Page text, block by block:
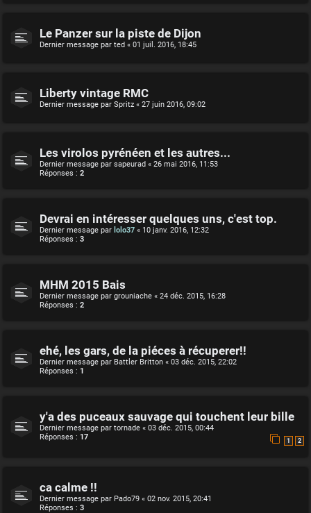
Le Panzer sur la piste de Dijon
Dernier message par ted « 01 juil. 2016, 18:45
Liberty vintage RMC
Dernier message par Spritz « 27 juin 2016, 09:02
Les virolos pyrénéen et les autres...
Dernier message par sapeurad « 26 mai 2016, 11:53
Réponses : 2
Devrai en intéresser quelques uns, c'est top.
Dernier message par lolo37 « 10 janv. 2016, 12:32
Réponses : 3
MHM 2015 Bais
Dernier message par grouniache « 24 déc. 2015, 16:28
Réponses : 2
ehé, les gars, de la piéces à récuperer!!
Dernier message par Battler Britton « 03 déc. 2015, 22:02
Réponses : 1
y'a des puceaux sauvage qui touchent leur bille
Dernier message par tornade « 03 déc. 2015, 00:44
Réponses : 17 1 2
ca calme !!
Dernier message par Pado79 « 02 nov. 2015, 20:41
Réponses : 3